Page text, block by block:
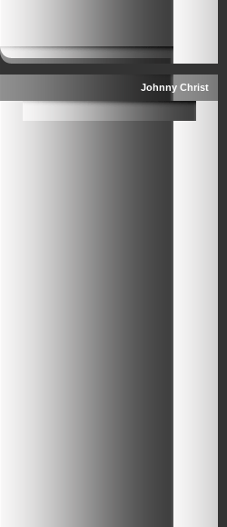
Johnny Christ